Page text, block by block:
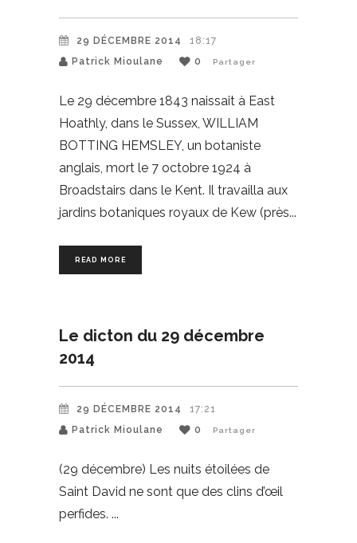
29 DÉCEMBRE 2014
18:17
Patrick Mioulane
0 Partager
Le 29 décembre 1843 naissait à East
Hoathly, dans le Sussex, WILLIAM
BOTTING HEMSLEY, un botaniste
anglais, mort le 7 octobre 1924 à
Broadstairs dans le Kent. Il travailla aux
jardins botaniques royaux de Kew (près
READ MORE
Le dicton du 29 décembre
2014
29 DÉCEMBRE 2014
17:21
Patrick Mioulane
0 Partager
(29 décembre) Les nuits étoilées de
Saint David ne sont que des clins d’œil
perfides.